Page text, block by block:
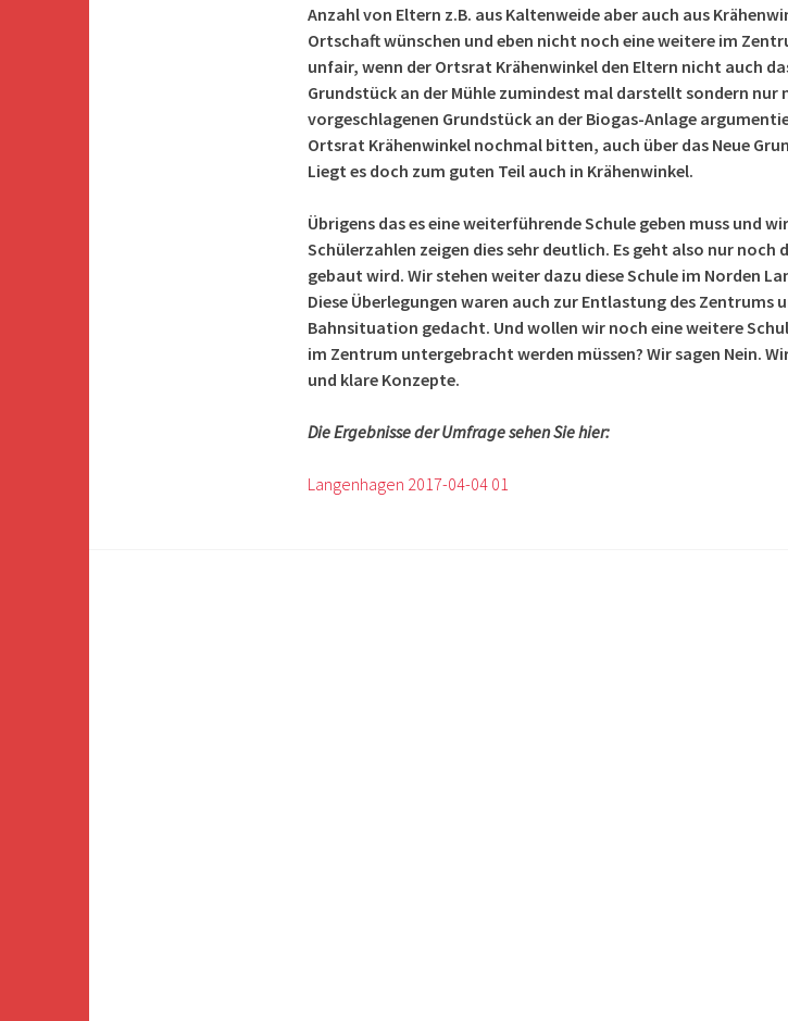
Anzahl von Eltern z.B. aus Kaltenweide aber auch aus
Ortschaft wünschen und eben nicht noch eine weitere im
unfair, wenn der Ortsrat Krähenwinkel den Eltern nicht auch
Grundstück an der Mühle zumindest mal darstellt sondern nur
vorgeschlagenen Grundstück an der Biogas-Anlage
Ortsrat Krähenwinkel nochmal bitten, auch über das Neue
Liegt es doch zum guten Teil auch in Krähenwinkel.
Übrigens das es eine weiterführende Schule geben muss und
Schülerzahlen zeigen dies sehr deutlich. Es geht also nur noch
gebaut wird. Wir stehen weiter dazu diese Schule im Norden
Diese Überlegungen waren auch zur Entlastung des Zentrums
Bahnsituation gedacht. Und wollen wir noch eine weitere
im Zentrum untergebracht werden müssen? Wir sagen Nein.
und klare Konzepte.
Die Ergebnisse der Umfrage sehen Sie hier:
Langenhagen 2017-04-04 01